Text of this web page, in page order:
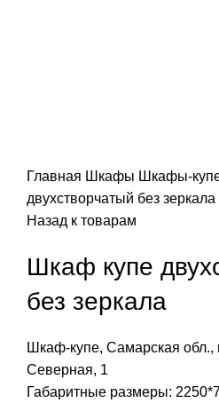
Главная Шкафы Шкафы-
двухстворчатый без зеркала
Назад к товарам
Шкаф купе
без зеркала
Шкаф-купе, Самарская обл.,
Северная, 1
Габаритные размеры: